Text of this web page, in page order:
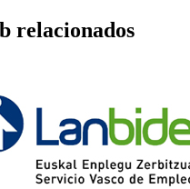
relacionados